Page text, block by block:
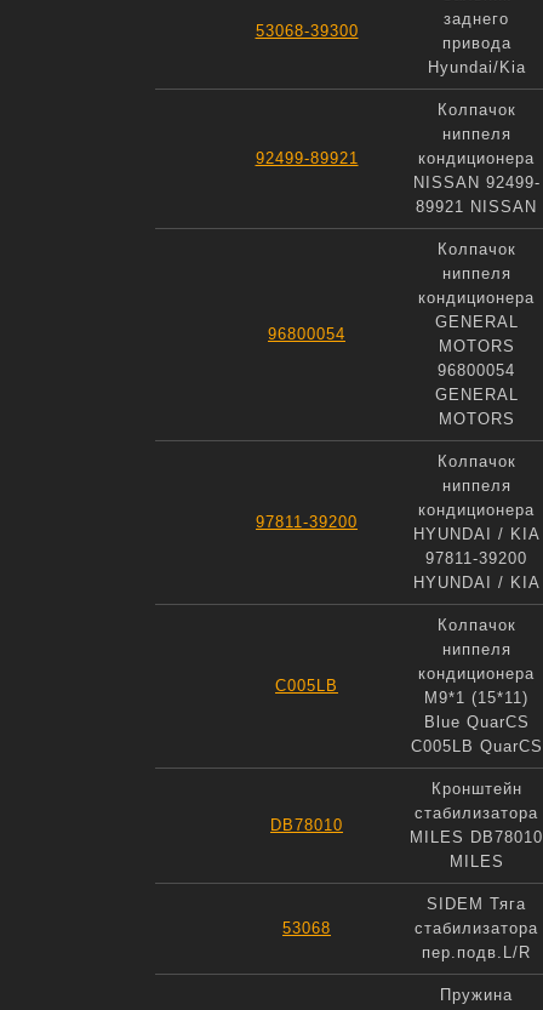
53068-39300
заднего
привода
Hyundai/Kia
92499-89921
Колпачок
ниппеля
кондиционера
NISSAN 92499-
89921 NISSAN
96800054
Колпачок
ниппеля
кондиционера
GENERAL
MOTORS
96800054
GENERAL
MOTORS
97811-39200
Колпачок
ниппеля
кондиционера
HYUNDAI / KIA
97811-39200
HYUNDAI / KIA
C005LB
Колпачок
ниппеля
кондиционера
M9*1 (15*11)
Blue QuarCS
C005LB QuarCS
DB78010
Кронштейн
стабилизатора
MILES DB78010
MILES
53068
SIDEM Тяга
стабилизатора
пер.подв.L/R
Пружина